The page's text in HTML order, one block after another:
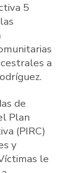
5
a
de
Plan
(PIRC)
y
le